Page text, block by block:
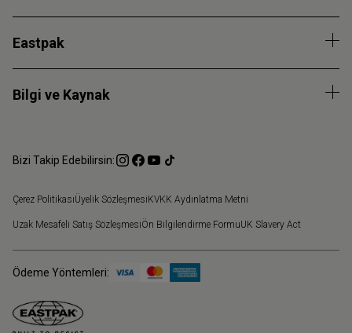
Eastpak
Bilgi ve Kaynak
Bizi Takip Edebilirsin:
Çerez PolitikasıÜyelik SözleşmesiKVKK Aydınlatma Metni
Uzak Mesafeli Satış SözleşmesiÖn Bilgilendirme FormuUK Slavery Act
Ödeme Yöntemleri: